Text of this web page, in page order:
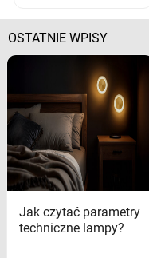
OSTATNIE WPISY
Jak czytać parametry
techniczne lampy?